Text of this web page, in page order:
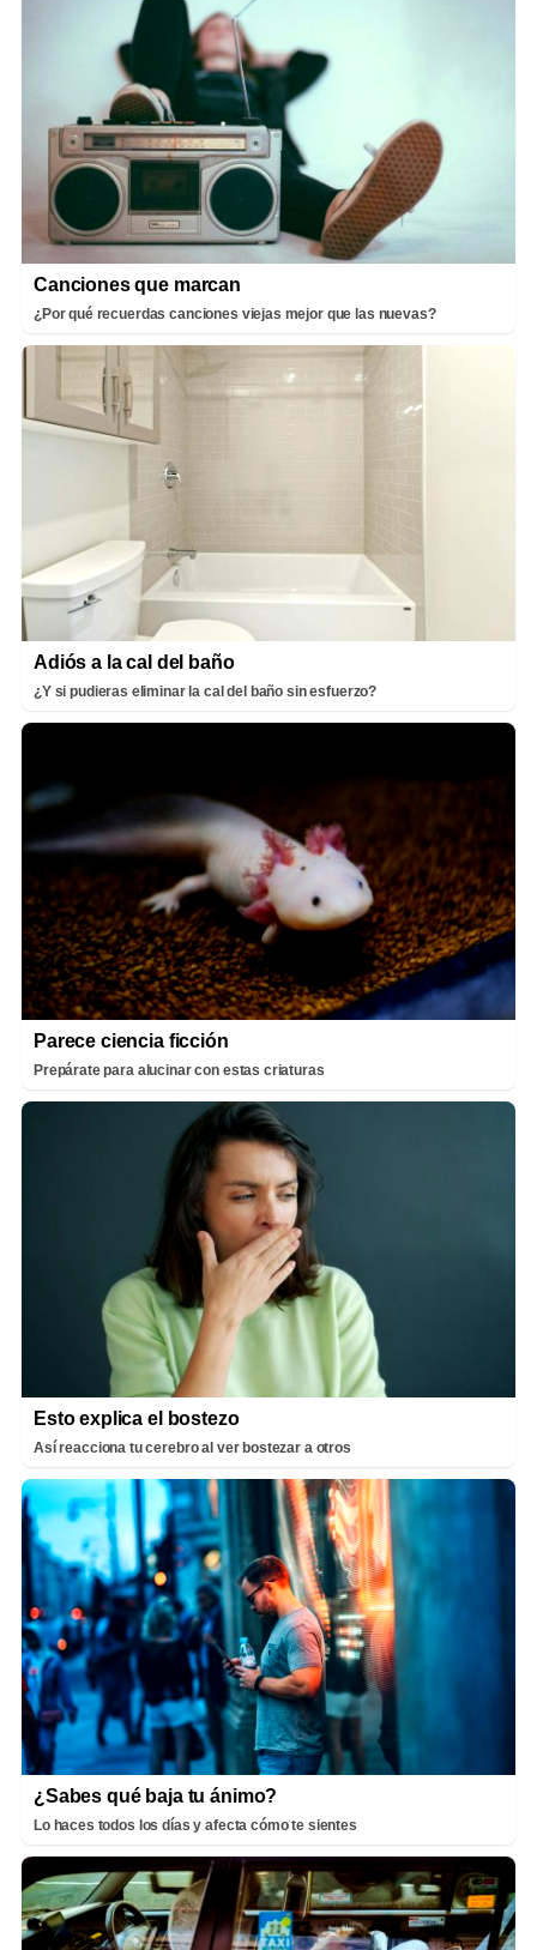
Canciones que marcan
¿Por qué recuerdas canciones viejas mejor que las nuevas?
Adiós a la cal del baño
¿Y si pudieras eliminar la cal del baño sin esfuerzo?
Parece ciencia ficción
Prepárate para alucinar con estas criaturas
Esto explica el bostezo
Así reacciona tu cerebro al ver bostezar a otros
¿Sabes qué baja tu ánimo?
Lo haces todos los días y afecta cómo te sientes